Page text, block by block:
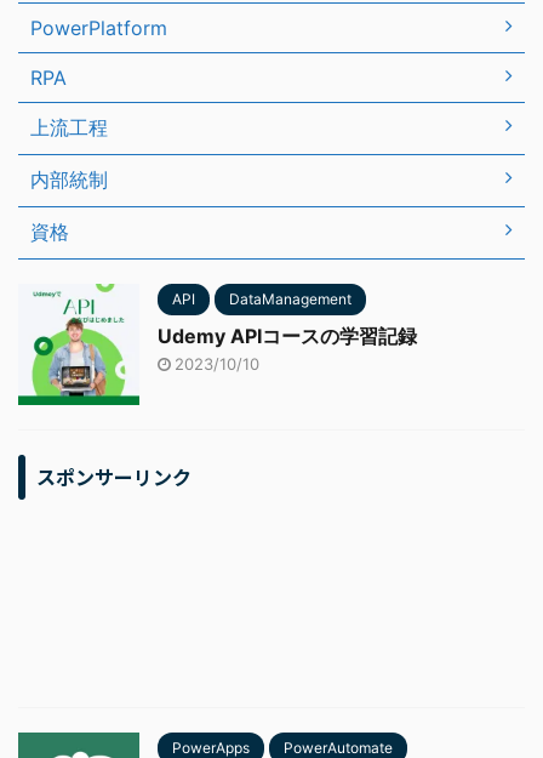
PowerPlatform
RPA
上流工程
内部統制
資格
API DataManagement
Udemy APIコースの学習記録
2023/10/10
スポンサーリンク
PowerApps PowerAutomate